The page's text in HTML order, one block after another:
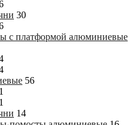
30
с платформой алюминиевые
56
14